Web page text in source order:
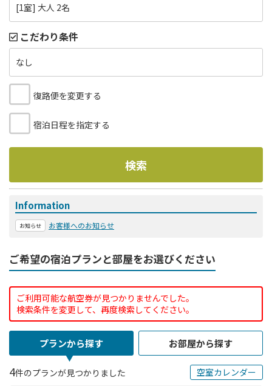
[1室] 大人 2名
こだわり条件
なし
復路便を変更する
宿泊日程を指定する
検索
Information
お知らせ お客様へのお知らせ
ご希望の宿泊プランと部屋をお選びください
ご利用可能な航空券が見つかりませんでした。
検索条件を変更して、再度検索してください。
プランから探す お部屋から探す
4件のプランが見つかりました 空室カレンダー